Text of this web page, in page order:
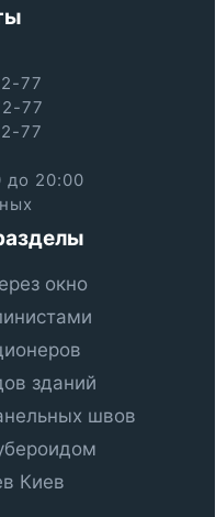
77
77
77
до 20:00
окно
зданий
швов
Киев